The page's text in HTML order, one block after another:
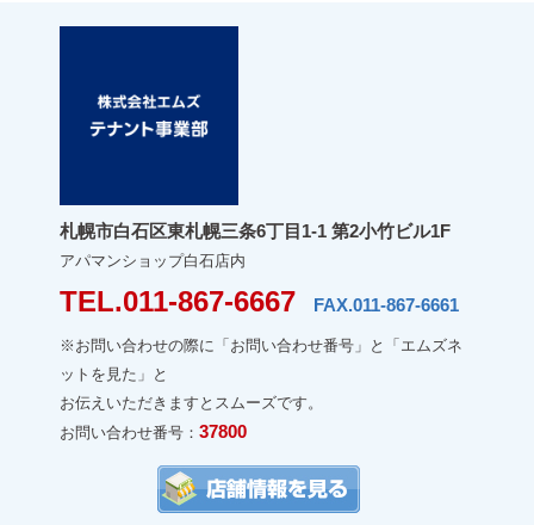
札幌市白石区東札幌三条6丁目1-1 第2小竹ビル1F
アパマンショップ白石店内
TEL.011-867-6667 FAX.011-867-6661
※お問い合わせの際に「お問い合わせ番号」と「エムズネ
ットを見た」と
お伝えいただきますとスムーズです。
お問い合わせ番号： 37800